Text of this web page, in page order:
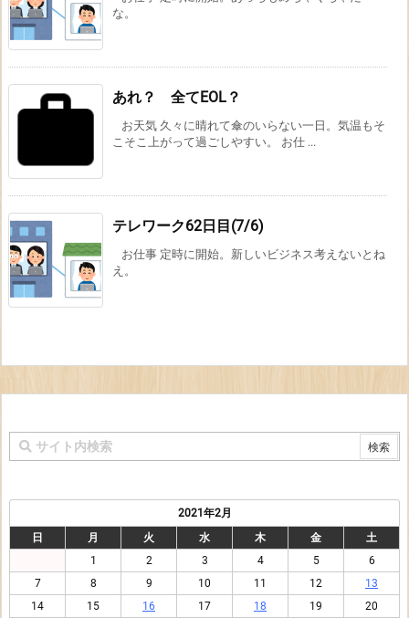
な。
あれ？ 全てEOL？
お天気 久々に晴れて傘のいらない一日。気温もそ
こそこ上がって過ごしやすい。 お仕 ...
テレワーク62日目(7/6)
お仕事 定時に開始。新しいビジネス考えないとね
え。
2021年2月
日
月 火 水 木 金
土
1
2 3 4 5
6
7
8 9 10 11 12
13
14
15 16 17 18 19
20